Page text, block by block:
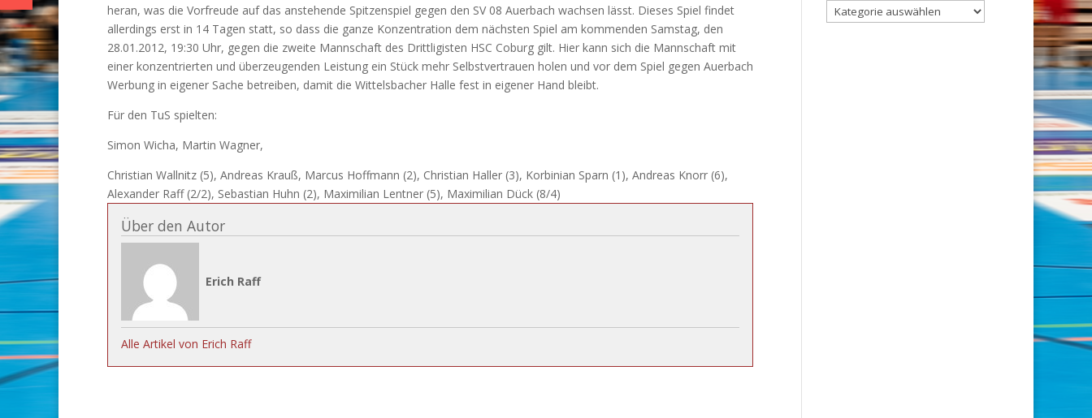
heran, was die Vorfreude auf das anstehende Spitzenspiel gegen den SV 08 Auerbach wachsen lässt. Dieses Spiel findet
allerdings erst in 14 Tagen statt, so dass die ganze Konzentration dem nächsten Spiel am kommenden Samstag, den
28.01.2012, 19:30 Uhr, gegen die zweite Mannschaft des Drittligisten HSC Coburg gilt. Hier kann sich die Mannschaft mit
einer konzentrierten und überzeugenden Leistung ein Stück mehr Selbstvertrauen holen und vor dem Spiel gegen Auerbach
Werbung in eigener Sache betreiben, damit die Wittelsbacher Halle fest in eigener Hand bleibt.
Für den TuS spielten:
Simon Wicha, Martin Wagner,
Christian Wallnitz (5), Andreas Krauß, Marcus Hoffmann (2), Christian Haller (3), Korbinian Sparn (1), Andreas Knorr (6),
Alexander Raff (2/2), Sebastian Huhn (2), Maximilian Lentner (5), Maximilian Dück (8/4)
Über den Autor
Erich Raff
Alle Artikel von Erich Raff
Nach
Kategorie